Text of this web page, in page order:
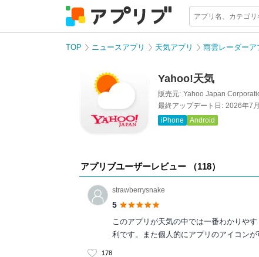
TOP ニュースアプリ 天気アプリ 雨雲レーダーア
Yahoo!天気
販売元: Yahoo Japan
最終アップデート日: 2026年7
iPhone
Android
アプリブユーザーレビュー （118）
strawberrysnake
5
このアプリが天気の中では一番わかりや
利です。また個人的にアプリのアイコンが
178